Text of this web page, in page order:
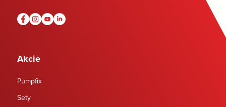
Akcie
Pumpfix
Sety